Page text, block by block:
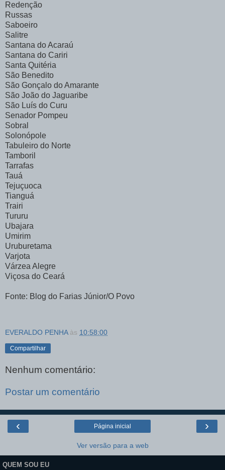
Redenção
Russas
Saboeiro
Salitre
Santana do Acaraú
Santana do Cariri
Santa Quitéria
São Benedito
São Gonçalo do Amarante
São João do Jaguaribe
São Luís do Curu
Senador Pompeu
Sobral
Solonópole
Tabuleiro do Norte
Tamboril
Tarrafas
Tauá
Tejuçuoca
Tianguá
Trairi
Tururu
Ubajara
Umirim
Uruburetama
Varjota
Várzea Alegre
Viçosa do Ceará
Fonte: Blog do Farias Júnior/O Povo
EVERALDO PENHA às 10:58:00
Compartilhar
Nenhum comentário:
Postar um comentário
‹ ›
Página inicial
Ver versão para a web
QUEM SOU EU